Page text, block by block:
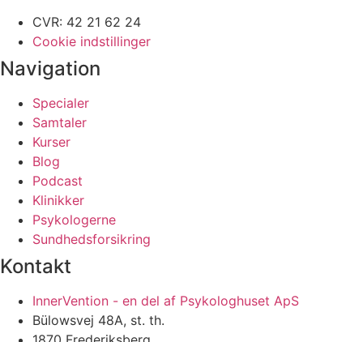
CVR: 42 21 62 24
Cookie indstillinger
Navigation
Specialer
Samtaler
Kurser
Blog
Podcast
Klinikker
Psykologerne
Sundhedsforsikring
Kontakt
InnerVention - en del af Psykologhuset ApS
Bülowsvej 48A, st. th.